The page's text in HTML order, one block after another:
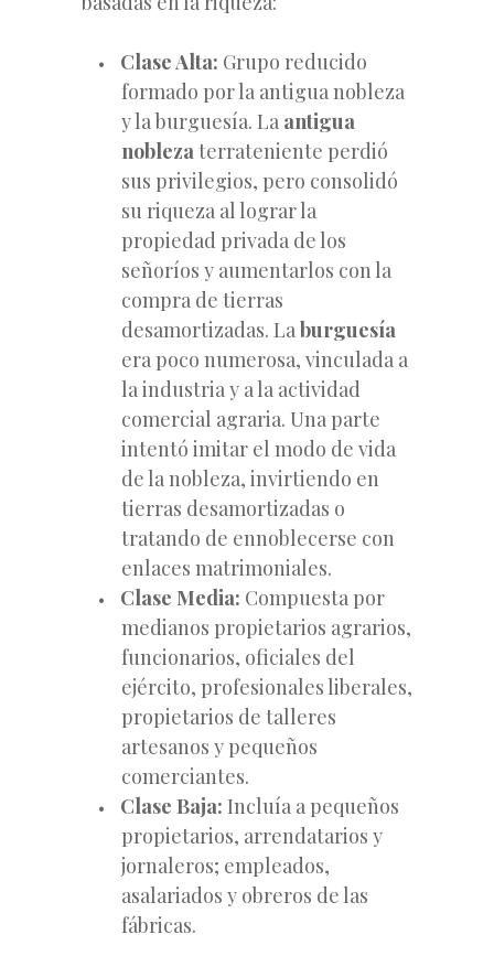
Clase Alta: Grupo reducido
formado por la antigua nobleza
y la burguesía. La antigua
noblezaterrateniente perdió
sus privilegios, pero consolidó
su riqueza al lograr la
propiedad privada de los
señoríos y aumentarlos con la
compra de tierras
desamortizadas. Laburguesía
era poco numerosa, vinculada a
la industria y a la actividad
comercial agraria. Una parte
intentó imitar el modo de vida
de la nobleza, invirtiendo en
tierras desamortizadas o
tratando de ennoblecerse con
enlaces matrimoniales.
Clase Media: Compuesta por
medianos propietarios agrarios,
funcionarios, oficiales del
ejército, profesionales liberales,
propietarios de talleres
artesanos y pequeños
comerciantes.
Clase Baja: Incluía a pequeños
propietarios, arrendatarios y
jornaleros; empleados,
asalariados y obreros de las
fábricas.